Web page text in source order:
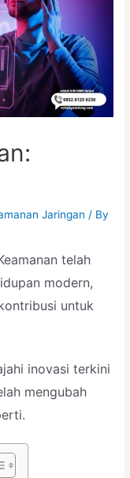
Jaringan / By
telah
modern,
untuk
inovasi terkini
mengubah